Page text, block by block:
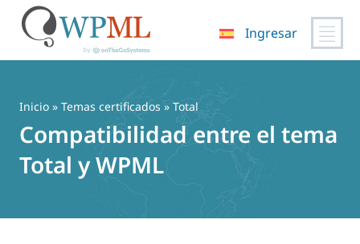
contenido
Ingresar
Inicio » Temas certificados » Total
Compatibilidad entre el tema
Total y WPML